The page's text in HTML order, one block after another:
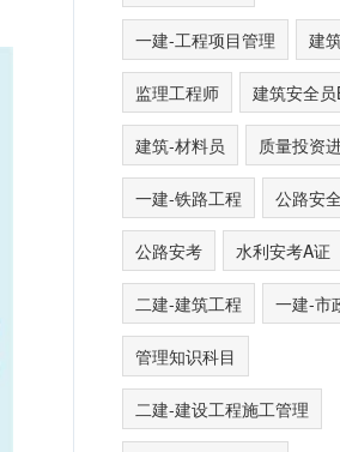
一建-工程项目管理 建
监理工程师 建筑安全员
建筑-材料员 质量投资
一建-铁路工程 公路安
公路安考 水利安考A证
二建-建筑工程 一建-市
管理知识科目
二建-建设工程施工管理